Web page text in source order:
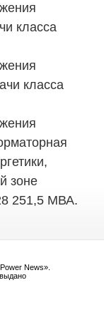
класса
класса
зоне
251,5 МВА.
News».